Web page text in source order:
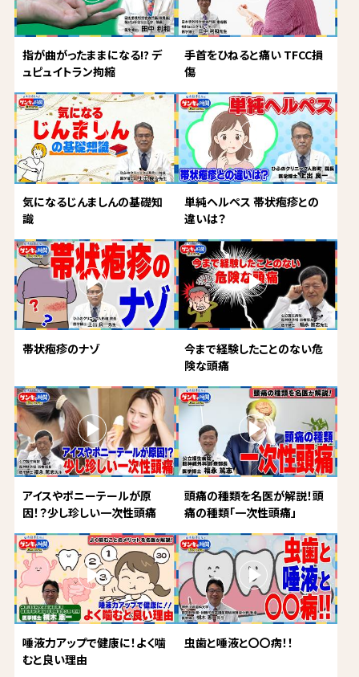
指が曲がったままになる!? デ
ュピュイトラン拘縮
手首をひねると痛い TFCC損
傷
気になるじんましんの基礎知
識
単純ヘルペス 帯状疱疹との
違いは？
帯状疱疹のナゾ
今まで経験したことのない危
険な頭痛
アイスやポニーテールが原
因！？少し珍しい一次性頭痛
頭痛の種類を名医が解説！頭
痛の種類「一次性頭痛」
唾液力アップで健康に！よく噛
むと良い理由
虫歯と唾液と〇〇病！！